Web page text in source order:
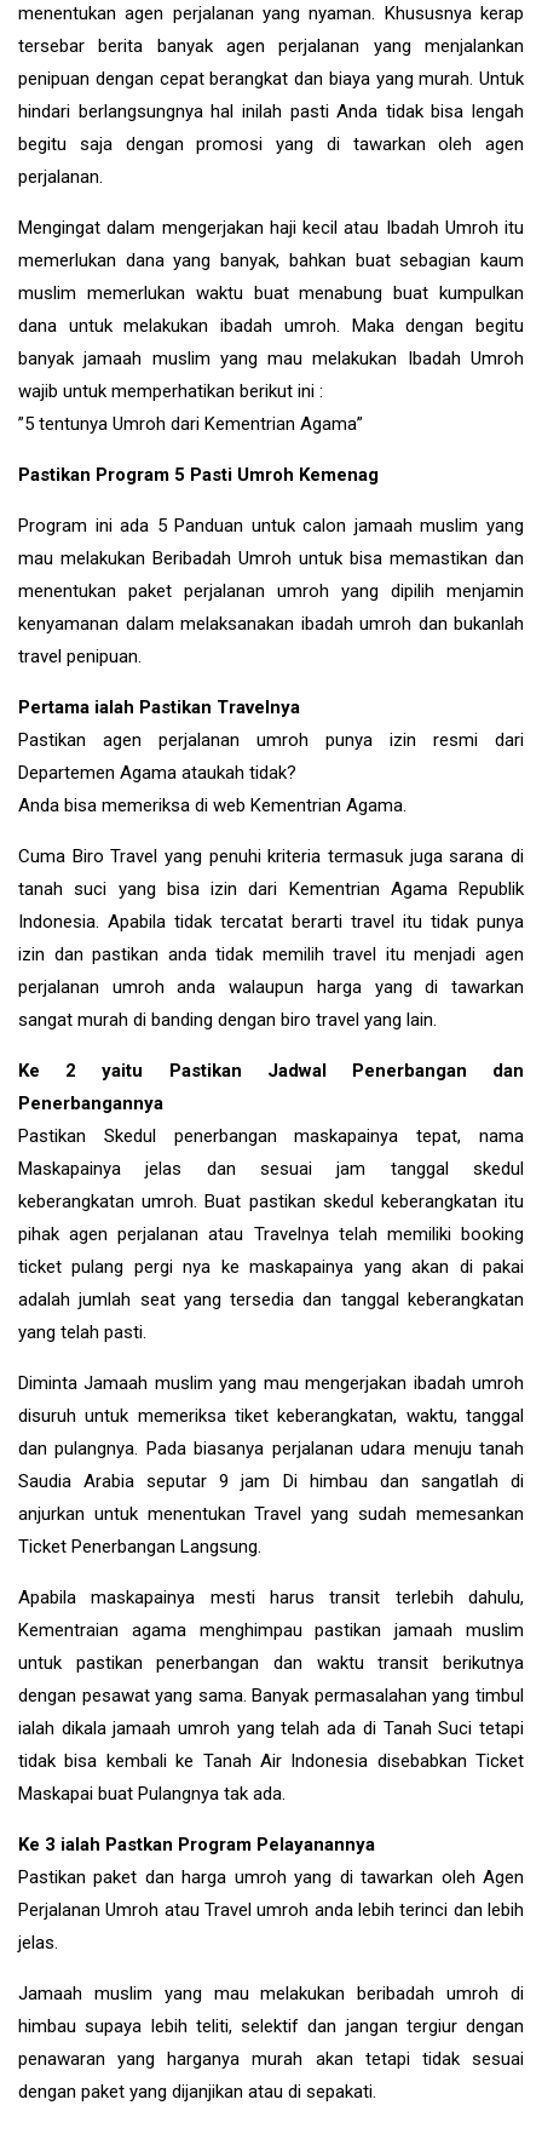
menentukan agen perjalanan yang nyaman. Khususnya kerap
tersebar berita banyak agen perjalanan yang menjalankan
penipuan dengan cepat berangkat dan biaya yang murah. Untuk
hindari berlangsungnya hal inilah pasti Anda tidak bisa lengah
begitu saja dengan promosi yang di tawarkan oleh agen
perjalanan.
Mengingat dalam mengerjakan haji kecil atau Ibadah Umroh itu
memerlukan dana yang banyak, bahkan buat sebagian kaum
muslim memerlukan waktu buat menabung buat kumpulkan
dana untuk melakukan ibadah umroh. Maka dengan begitu
banyak jamaah muslim yang mau melakukan Ibadah Umroh
wajib untuk memperhatikan berikut ini :
”5 tentunya Umroh dari Kementrian Agama”
Pastikan Program 5 Pasti Umroh Kemenag
Program ini ada 5 Panduan untuk calon jamaah muslim yang
mau melakukan Beribadah Umroh untuk bisa memastikan dan
menentukan paket perjalanan umroh yang dipilih menjamin
kenyamanan dalam melaksanakan ibadah umroh dan bukanlah
travel penipuan.
Pertama ialah Pastikan Travelnya
Pastikan agen perjalanan umroh punya izin resmi dari
Departemen Agama ataukah tidak?
Anda bisa memeriksa di web Kementrian Agama.
Cuma Biro Travel yang penuhi kriteria termasuk juga sarana di
tanah suci yang bisa izin dari Kementrian Agama Republik
Indonesia. Apabila tidak tercatat berarti travel itu tidak punya
izin dan pastikan anda tidak memilih travel itu menjadi agen
perjalanan umroh anda walaupun harga yang di tawarkan
sangat murah di banding dengan biro travel yang lain.
Ke 2 yaitu Pastikan Jadwal Penerbangan dan
Penerbangannya
Pastikan Skedul penerbangan maskapainya tepat, nama
Maskapainya jelas dan sesuai jam tanggal skedul
keberangkatan umroh. Buat pastikan skedul keberangkatan itu
pihak agen perjalanan atau Travelnya telah memiliki booking
ticket pulang pergi nya ke maskapainya yang akan di pakai
adalah jumlah seat yang tersedia dan tanggal keberangkatan
yang telah pasti.
Diminta Jamaah muslim yang mau mengerjakan ibadah umroh
disuruh untuk memeriksa tiket keberangkatan, waktu, tanggal
dan pulangnya. Pada biasanya perjalanan udara menuju tanah
Saudia Arabia seputar 9 jam Di himbau dan sangatlah di
anjurkan untuk menentukan Travel yang sudah memesankan
Ticket Penerbangan Langsung.
Apabila maskapainya mesti harus transit terlebih dahulu,
Kementraian agama menghimpau pastikan jamaah muslim
untuk pastikan penerbangan dan waktu transit berikutnya
dengan pesawat yang sama. Banyak permasalahan yang timbul
ialah dikala jamaah umroh yang telah ada di Tanah Suci tetapi
tidak bisa kembali ke Tanah Air Indonesia disebabkan Ticket
Maskapai buat Pulangnya tak ada.
Ke 3 ialah Pastkan Program Pelayanannya
Pastikan paket dan harga umroh yang di tawarkan oleh Agen
Perjalanan Umroh atau Travel umroh anda lebih terinci dan lebih
jelas.
Jamaah muslim yang mau melakukan beribadah umroh di
himbau supaya lebih teliti, selektif dan jangan tergiur dengan
penawaran yang harganya murah akan tetapi tidak sesuai
dengan paket yang dijanjikan atau di sepakati.